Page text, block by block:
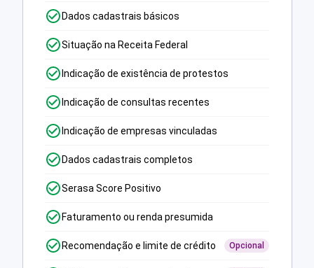
Dados cadastrais básicos
Situação na Receita Federal
Indicação de existência de protestos
Indicação de consultas recentes
Indicação de empresas vinculadas
Dados cadastrais completos
Serasa Score Positivo
Faturamento ou renda presumida
Recomendação e limite de crédito Opcional